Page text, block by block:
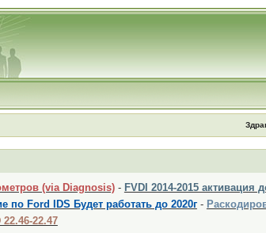
(via Diagnosis)- FVDI 2014-2015
по Ford IDS Будет работать до 2020г-
22.47